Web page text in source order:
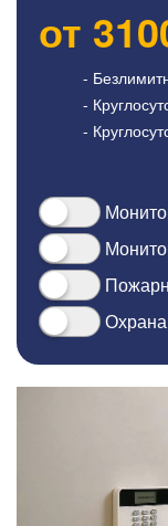
от
-
-
-